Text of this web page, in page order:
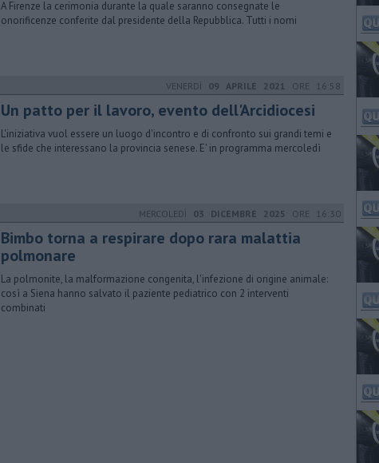
A Firenze la cerimonia durante la quale saranno consegnate le
onorificenze conferite dal presidente della Repubblica. Tutti i nomi
VENERDÌ 09 APRILE 2021 ORE 16:58
Un patto per il lavoro, evento dell'Arcidiocesi
L'iniziativa vuol essere un luogo d'incontro e di confronto sui grandi temi e
le sfide che interessano la provincia senese. E' in programma mercoledì
MERCOLEDÌ 03 DICEMBRE 2025 ORE 16:30
Bimbo torna a respirare dopo rara malattia
polmonare
La polmonite, la malformazione congenita, l'infezione di origine animale:
così a Siena hanno salvato il paziente pediatrico con 2 interventi
combinati